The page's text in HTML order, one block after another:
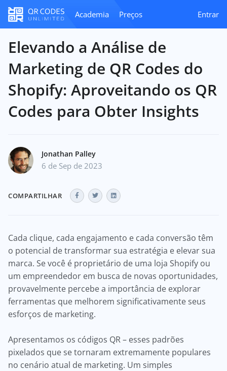
Academia Preços Entrar
Elevando a Análise de
Marketing de QR Codes do
Shopify: Aproveitando os QR
Codes para Obter Insights
Jonathan Palley
6 de Sep de 2023
COMPARTILHAR
Cada clique, cada engajamento e cada conversão têm
o potencial de transformar sua estratégia e elevar sua
marca. Se você é proprietário de uma loja Shopify ou
um empreendedor em busca de novas oportunidades,
provavelmente percebe a importância de explorar
ferramentas que melhorem significativamente seus
esforços de marketing.
Apresentamos os códigos QR – esses padrões
pixelados que se tornaram extremamente populares
no cenário atual de marketing. Um simples